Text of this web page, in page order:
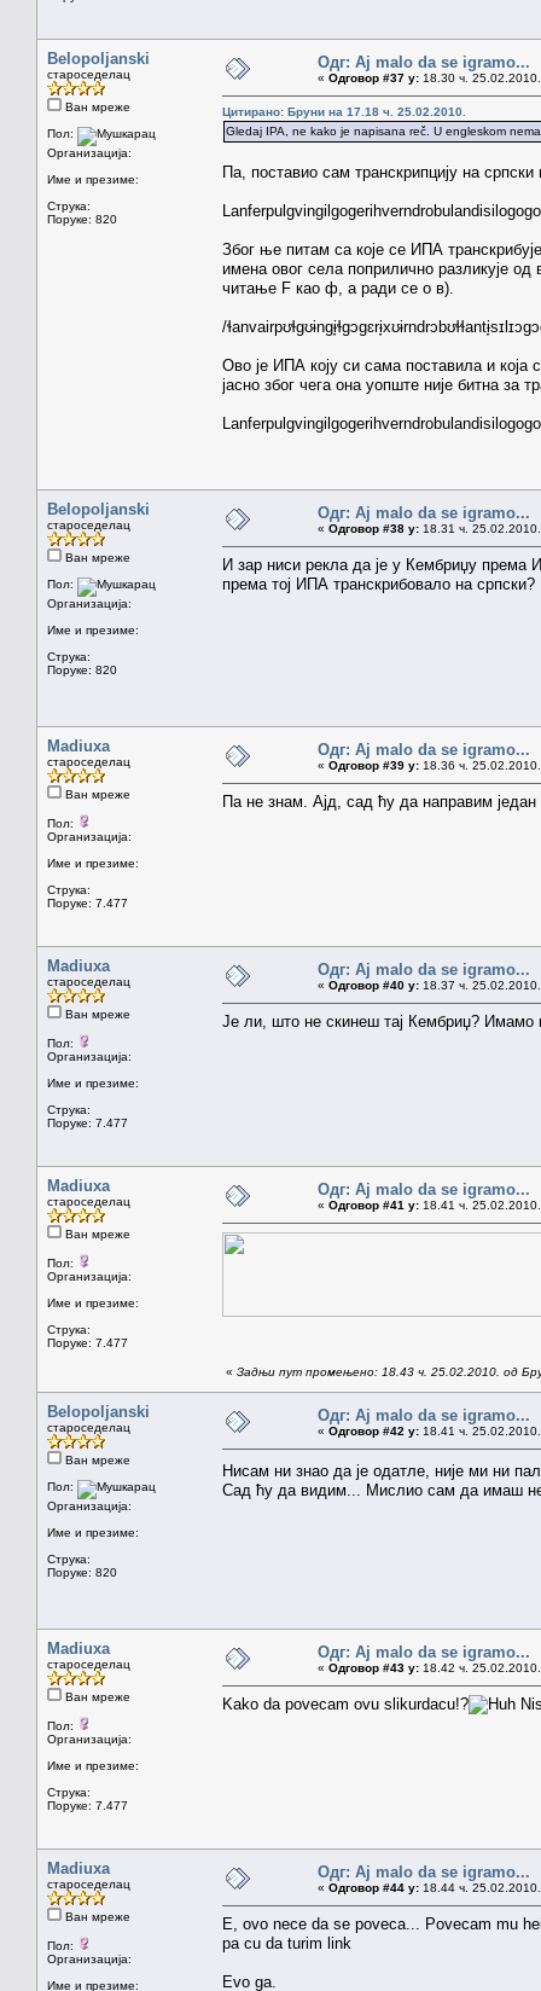
Belopoljanski
староседелац
Ван мреже
Пол:
Организација:
Име и презиме:
Струка:
Поруке: 820
Одг: Aj malo da se igramo...
« Одговор #37 у: 18.30 ч.
Цитирано: Бруни на 17.18 ч. 25.02.2010.
Gledaj IPA, ne kako je napisana reč. U engleskom
Па, поставио сам транскрипцију на
Због ње питам са које се ИПА
имена овог села поприлично разликује од
читање F као ф, а ради се о в).
/
Ово је ИПА коју си сама поставила и која
јасно због чега она уопште није битна за
Belopoljanski
староседелац
Ван мреже
Пол:
Организација:
Име и презиме:
Струка:
Поруке: 820
Одг: Aj malo da se igramo...
« Одговор #38 у: 18.31 ч.
И зар ниси рекла да је у Кембриџу према
према тој ИПА транскрибовало на српски?
Madiuxa
староседелац
Ван мреже
Пол:
Организација:
Име и презиме:
Струка:
Поруке: 7.477
Одг: Aj malo da se igramo...
« Одговор #39 у: 18.36 ч.
Па не знам. Ајд, сад ћу да направим
Madiuxa
староседелац
Ван мреже
Пол:
Организација:
Име и презиме:
Струка:
Поруке: 7.477
Одг: Aj malo da se igramo...
« Одговор #40 у: 18.37 ч.
Је ли, што не скинеш тај Кембриџ? Имамо
Madiuxa
староседелац
Ван мреже
Пол:
Организација:
Име и презиме:
Струка:
Поруке: 7.477
Одг: Aj malo da se igramo...
« Одговор #41 у: 18.41 ч.
« Задњи пут промењено: 18.43 ч. 25.02.2010. од
Belopoljanski
староседелац
Ван мреже
Пол:
Организација:
Име и презиме:
Струка:
Поруке: 820
Одг: Aj malo da se igramo...
« Одговор #42 у: 18.41 ч.
Нисам ни знао да је одатле, није ми ни
Сад ћу да видим... Мислио сам да имаш
Madiuxa
староседелац
Ван мреже
Пол:
Организација:
Име и презиме:
Струка:
Поруке: 7.477
Одг: Aj malo da se igramo...
« Одговор #43 у: 18.42 ч.
Kako da povecam ovu slikurdacu!?
Madiuxa
староседелац
Ван мреже
Пол:
Организација:
Име и презиме:
Одг: Aj malo da se igramo...
« Одговор #44 у: 18.44 ч.
E, ovo nece da se poveca... Povecam mu
pa cu da turim link
Evo ga.